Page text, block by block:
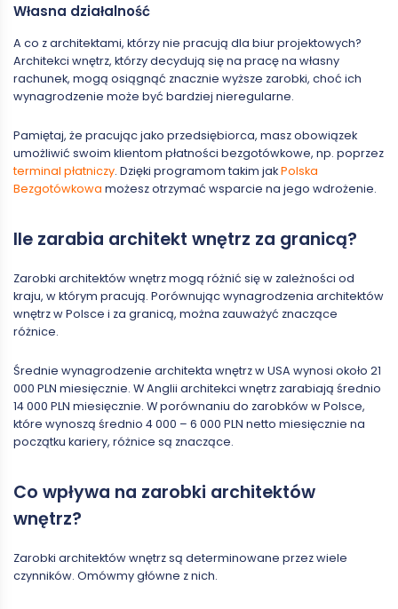
Własna działalność
A co z architektami, którzy nie pracują dla biur projektowych?
Architekci wnętrz, którzy decydują się na pracę na własny
rachunek, mogą osiągnąć znacznie wyższe zarobki, choć ich
wynagrodzenie może być bardziej nieregularne.
Pamiętaj, że pracując jako przedsiębiorca, masz obowiązek
umożliwić swoim klientom płatności bezgotówkowe, np. poprzez
terminal płatniczy. Dzięki programom takim jakPolska
Bezgotówkowa możesz otrzymać wsparcie na jego wdrożenie.
Ile zarabia architekt wnętrz za granicą?
Zarobki architektów wnętrz mogą różnić się w zależności od
kraju, w którym pracują. Porównując wynagrodzenia architektów
wnętrz w Polsce i za granicą, można zauważyć znaczące
różnice.
Średnie wynagrodzenie architekta wnętrz w USA wynosi około 21
000 PLN miesięcznie. W Anglii architekci wnętrz zarabiają średnio
14 000 PLN miesięcznie. W porównaniu do zarobków w Polsce,
które wynoszą średnio 4 000 – 6 000 PLN netto miesięcznie na
początku kariery, różnice są znaczące.
Co wpływa na zarobki architektów
wnętrz?
Zarobki architektów wnętrz są determinowane przez wiele
czynników. Omówmy główne z nich.